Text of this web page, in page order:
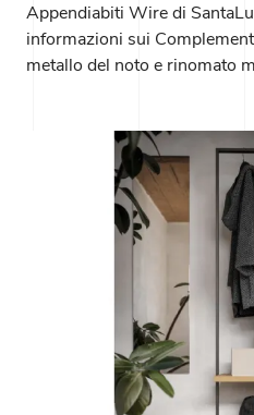
Appendiabiti Wire di
informazioni sui
metallo del noto e rinomato